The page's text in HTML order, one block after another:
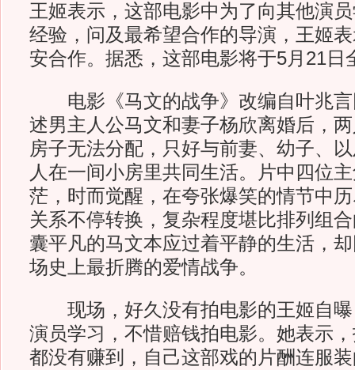
王姬表示，这部电影中为了向其他演
经验，问及最希望合作的导演，王姬
安合作。据悉，这部电影将于5月21日
电影《马文的战争》改编自叶兆言
述男主人公马文和妻子杨欣离婚后，
房子无法分配，只好与前妻、幼子、
人在一间小房里共同生活。片中四位
茫，时而觉醒，在夸张爆笑的情节中
关系不停转换，复杂程度堪比排列组
囊平凡的马文本应过着平静的生活，却
场史上最折腾的爱情战争。
现场，好久没有拍电影的王姬自曝
演员学习，不惜赔钱拍电影。她表示
都没有赚到，自己这部戏的片酬连服